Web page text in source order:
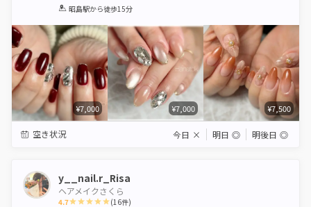
1 2 3 4 5
昭島駅から徒歩15分
¥7,000 ¥7,000 ¥7,500
空き状況 今日 × 明日 ◎ 明後日 ◎
y__nail.r_Risa
ヘアメイクさくら
4.7 (16件)